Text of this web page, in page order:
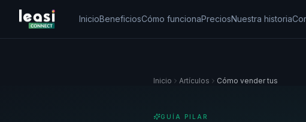
InicioBeneficiosCómo funcionaPreciosNuestra historia
Inicio Artículos Cómo vender tus
GUÍA PILAR